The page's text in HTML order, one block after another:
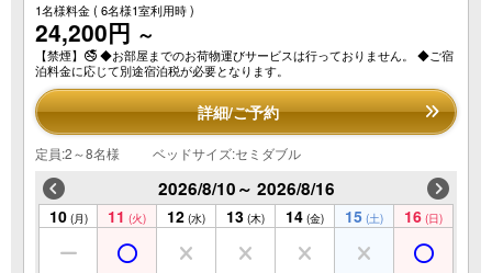
1名様料金( 6名様1室利用時 )
24,200円 ～
【禁煙】🚭 ◆お部屋までのお荷物運びサービスは行っておりません。 ◆ご宿
泊料金に応じて別途宿泊税が必要となります。
詳細/ご予約
定員:2～8名様 ベッドサイズ:セミダブル
2026/8/10～ 2026/8/16
10 (月) 11 (火) 12 (水) 13 (木) 14 (金) 15 (土) 16 (日)